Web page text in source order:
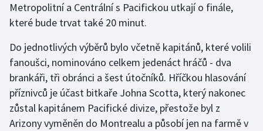
Metropolitní a Centrální s Pacifickou utkají o finále,
které bude trvat také 20 minut.
Do jednotlivých výběrů bylo včetně kapitánů, které volili
fanoušci, nominováno celkem jedenáct hráčů - dva
brankáři, tři obránci a šest útočníků. Hříčkou hlasování
příznivců je účast bitkaře Johna Scotta, který nakonec
zůstal kapitánem Pacifické divize, přestože byl z
Arizony vyměněn do Montrealu a působí jen na farmě v